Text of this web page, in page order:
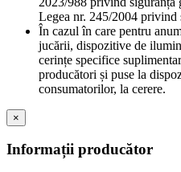
Legea nr. 245/2004 privind
În cazul în care pentru
jucării, dispozitive de
cerințe specifice
producători și puse la
consumatorilor, la cerere.
×
Informații producător